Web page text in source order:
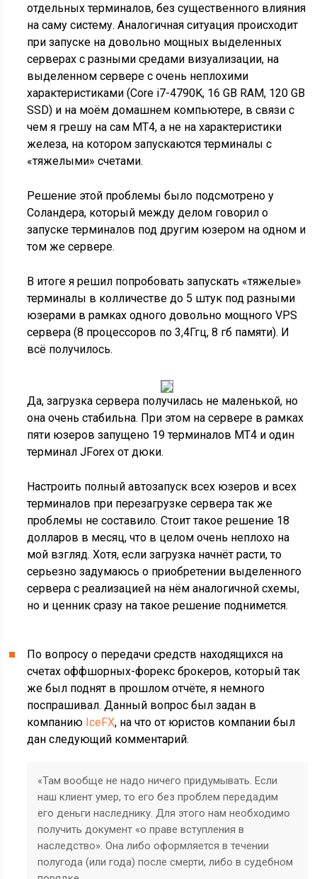
отдельных терминалов, без существенного влияния
на саму систему. Аналогичная ситуация происходит
при запуске на довольно мощных выделенных
серверах с разными средами визуализации, на
выделенном сервере с очень неплохими
характеристиками (Core i7-4790K, 16 GB RAM, 120 GB
SSD) и на моём домашнем компьютере, в связи с
чем я грешу на сам MT4, а не на характеристики
железа, на котором запускаются терминалы с
«тяжелыми» счетами.
Решение этой проблемы было подсмотрено у
Соландера, который между делом говорил о
запуске терминалов под другим юзером на одном и
том же сервере.
В итоге я решил попробовать запускать «тяжелые»
терминалы в колличестве до 5 штук под разными
юзерами в рамках одного довольно мощного VPS
сервера (8 процессоров по 3,4Ггц, 8 гб памяти). И
всё получилось.
Да, загрузка сервера получилась не маленькой, но
она очень стабильна. При этом на сервере в рамках
пяти юзеров запущено 19 терминалов MT4 и один
терминал JForex от дюки.
Настроить полный автозапуск всех юзеров и всех
терминалов при перезагрузке сервера так же
проблемы не составило. Стоит такое решение 18
долларов в месяц, что в целом очень неплохо на
мой взгляд. Хотя, если загрузка начнёт расти, то
серьезно задумаюсь о приобретении выделенного
сервера с реализацией на нём аналогичной схемы,
но и ценник сразу на такое решение поднимется.
По вопросу о передачи средств находящихся на
счетах оффшорных-форекс брокеров, который так
же был поднят в прошлом отчёте, я немного
поспрашивал. Данный вопрос был задан в
компанию IceFX, на что от юристов компании был
дан следующий комментарий.
«Там вообще не надо ничего придумывать. Если
наш клиент умер, то его без проблем передадим
его деньги наследнику. Для этого нам необходимо
получить документ «о праве вступления в
наследство». Она либо оформляется в течении
полугода (или года) после смерти, либо в судебном